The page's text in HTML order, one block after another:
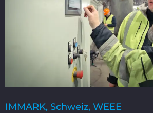
IMMARK, Schweiz, WEEE